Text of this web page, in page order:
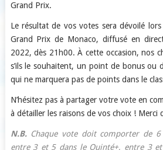
Grand Prix.
Le résultat de vos votes sera dévoilé
Grand Prix de Monaco, diffusé en
2022, dès 21h00. À cette occasion, nos
s’ils le souhaitent, un point de bonus ou
qui ne marquera pas de points dans le
N’hésitez pas à partager votre vote en
à détailler les raisons de vos choix !
N.B.Chaque vote doit comporter de
entre 3 et 5 dans le Quinté+, entre 3